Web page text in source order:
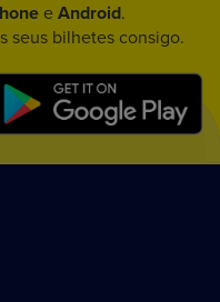
e Android.
seus bilhetes consigo.